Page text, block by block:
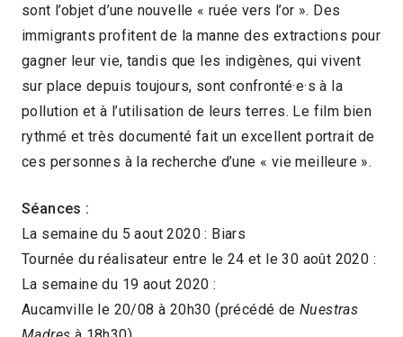
sont l’objet d’une nouvelle « ruée vers l’or ». Des
immigrants profitent de la manne des extractions pour
gagner leur vie, tandis que les indigènes, qui vivent
sur place depuis toujours, sont confronté·e·s à la
pollution et à l’utilisation de leurs terres. Le film bien
rythmé et très documenté fait un excellent portrait de
ces personnes à la recherche d’une « vie meilleure ».
Séances :
La semaine du 5 aout 2020 : Biars
Tournée du réalisateur entre le 24 et le 30 août 2020 :
La semaine du 19 aout 2020 :
Aucamville le 20/08 à 20h30 (précédé de Nuestras